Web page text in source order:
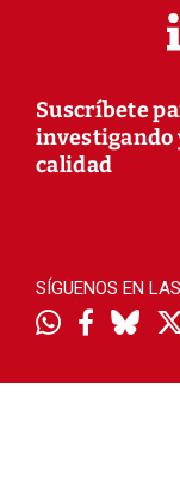
Suscríbete
investigando
calidad
SÍGUENOS EN